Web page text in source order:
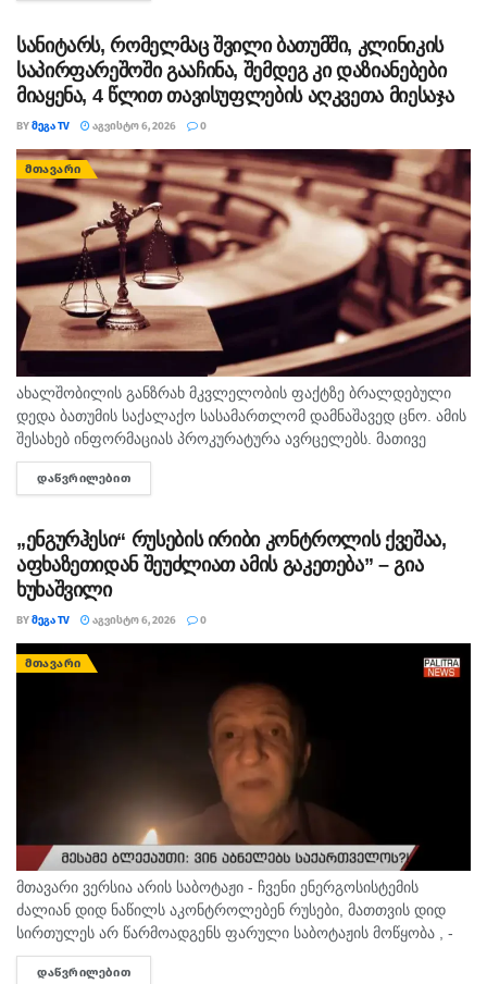
სანიტარს, რომელმაც შვილი ბათუმში, კლინიკის
საპირფარეშოში გააჩინა, შემდეგ კი დაზიანებები
მიაყენა, 4 წლით თავისუფლების აღკვეთა მიესაჯა
BYᲛᲔᲒᲐ TV ᲐᲒᲕᲘᲡᲢᲝ 6, 2026 0
ᲛᲗᲐᲕᲐᲠᲘ
ახალშობილის განზრახ მკვლელობის ფაქტზე ბრალდებული
დედა ბათუმის საქალაქო სასამართლომ დამნაშავედ ცნო. ამის
შესახებ ინფორმაციას პროკურატურა ავრცელებს. მათივე
ინფორმაციით, საქმე ეხება, 22 თებერვალს, ბათუმის ერთ-
ერთი კლინიკაში მომხდარ ფაქტს, რა დროსაც კლინიკის ერთ-
ᲓᲐᲬᲕᲠᲘᲚᲔᲑᲘᲗ
„ენგურჰესი“ რუსების ირიბი კონტროლის ქვეშაა,
აფხაზეთიდან შეუძლიათ ამის გაკეთება” – გია
ხუხაშვილი
BYᲛᲔᲒᲐ TV ᲐᲒᲕᲘᲡᲢᲝ 6, 2026 0
ᲛᲗᲐᲕᲐᲠᲘ
მთავარი ვერსია არის საბოტაჟი - ჩვენი ენერგოსისტემის
ძალიან დიდ ნაწილს აკონტროლებენ რუსები, მათთვის დიდ
სირთულეს არ წარმოადგენს ფარული საბოტაჟის მოწყობა , -
ამის შესახებ ანალიტიკოსმა გია ხუხაშვილმა „პალიტრანიუსის“
გადაცემაში „360...
ᲓᲐᲬᲕᲠᲘᲚᲔᲑᲘᲗ